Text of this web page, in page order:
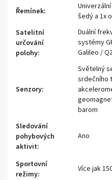
Řemínek:
šedý a 1x
Satelitní
určování
polohy:
Duální
systémy
Galileo /
Senzory:
Světelný
srdečního
barom
Sledování
pohybových
aktivit:
Ano
Sportovní
režimy:
Více jak